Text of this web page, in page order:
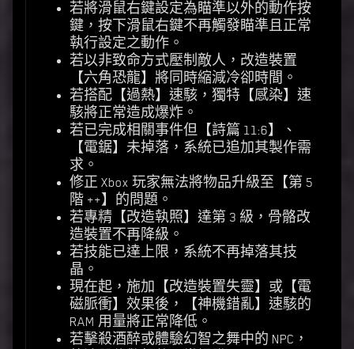
若將滑鼠右鍵設定為瞄準以外的動作按
鍵，按下滑鼠右鍵不再觸發瞄準且正常
執行設定之動作。
若以非致命方式壓制敵人，改造裝置
【六角恐龍】將同時縮減冷卻時間。
若搭配【過熱】速駭，獨特【感染】速
駭將正常造成爆炸。
若已完成相關事件但【詩篇 11:6】、
【電鋸】未掉落，系統已追加其製作需
求。
修正 Xbox 玩家無法將物品升級至【第 5
階 ++】的問題。
若專精【改造執照】達第 3 級，骨骼改
造裝置不再降級。
若技能已達上限，系統不再掉落其技
晶。
現在起，施加【改造裝置失靈】或【電
磁脈衝】效果後，【神機錯亂】速駭的
RAM 用量將正常降低。
若擊殺酒醉或體驗幻智之舞中的 NPC，